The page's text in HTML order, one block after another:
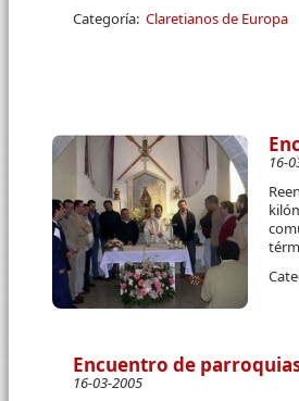
Categoría: Claretianos de Europa
16-
Encuentro de
16-03-2005